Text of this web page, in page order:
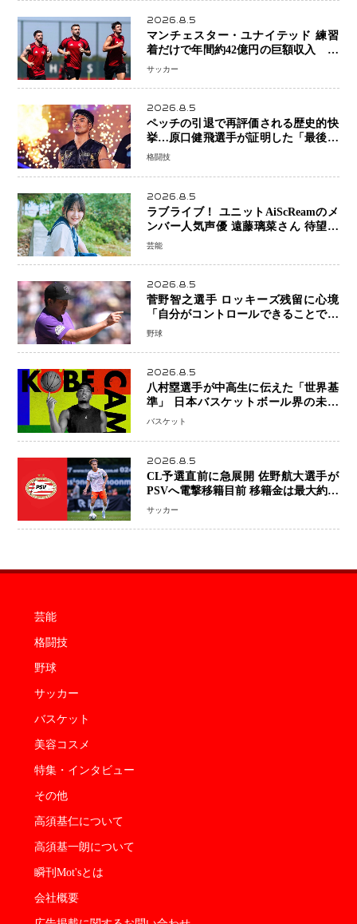
2026.8.5
マンチェスター・ユナイテッド 練習
着だけで年間約42億円の巨額収入 世
界最高額級スポンサー契約が示すサッ
サッカー
2026.8.5
ペッチの引退で再評価される歴史的快
挙…原口健飛選手が証明した「最後に
勝ち切る力」
格闘技
2026.8.5
ラブライブ！ ユニットAiScReamのメ
ンバー人気声優 遠藤璃菜さん 待望の
1st写真集が10月6日発売決定！ 沖縄ロ
情まで収録
芸能
2026.8.5
菅野智之選手 ロッキーズ残留に心境
「自分がコントロールできることでは
ない」 トレード報道にも冷静な姿勢
野球
2026.8.5
八村塁選手が中高生に伝えた「世界基
準」 日本バスケットボール界の未来
を変える“練習の質”という哲学
バスケット
2026.8.5
CL予選直前に急展開 佐野航大選手が
PSVへ電撃移籍目前 移籍金は最大約31
億円 5年契約締結へ
サッカー
芸能
格闘技
野球
サッカー
バスケット
美容コスメ
特集・インタビュー
その他
高須基仁について
高須基一朗について
瞬刊Mot'sとは
会社概要